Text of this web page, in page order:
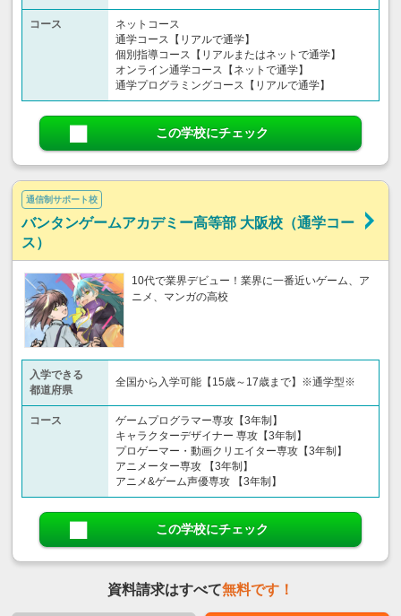
コース
ネットコース
通学コース【リアルで通学】
個別指導コース【リアルまたはネットで通学】
オンライン通学コース【ネットで通学】
通学プログラミングコース【リアルで通学】
この学校にチェック
通信制サポート校
バンタンゲームアカデミー高等部 大阪校（通学コー
ス）
10代で業界デビュー！業界に一番近いゲーム、ア
ニメ、マンガの高校
入学できる
都道府県
全国から入学可能【15歳～17歳まで】※通学型※
コース
ゲームプログラマー専攻【3年制】
キャラクターデザイナー 専攻【3年制】
プロゲーマー・動画クリエイター専攻【3年制】
アニメーター専攻 【3年制】
アニメ&ゲーム声優専攻 【3年制】
この学校にチェック
資料請求はすべて無料です！